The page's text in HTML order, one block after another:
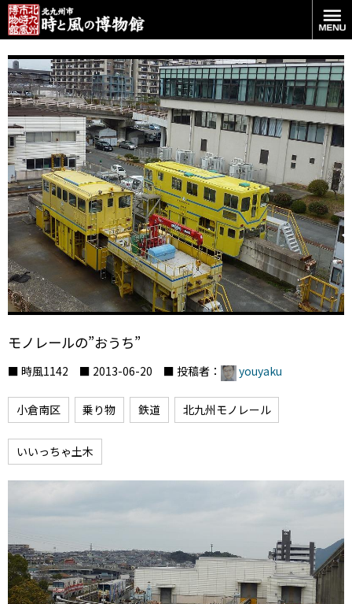
黄色い工作車
モノレールの”おうち”
■ 時風1142 ■ 2013-06-20 ■ 投稿者： youyaku
小倉南区 乗り物 鉄道 北九州モノレール
いいっちゃ土木